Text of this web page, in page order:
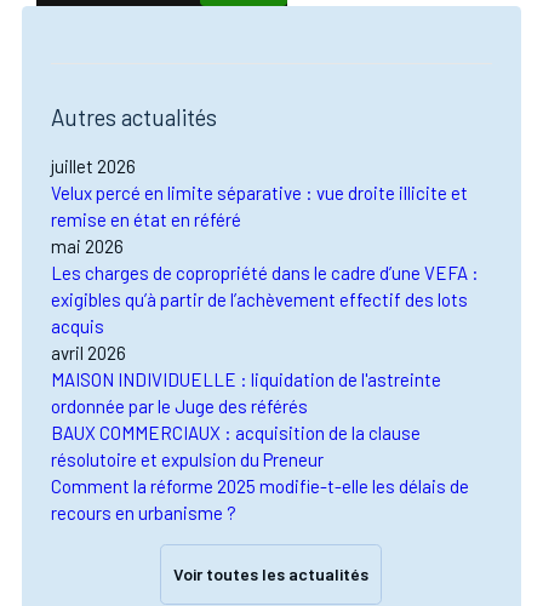
Autres actualités
juillet 2026
Velux percé en limite séparative : vue droite illicite et
remise en état en référé
mai 2026
Les charges de copropriété dans le cadre d’une VEFA :
exigibles qu’à partir de l’achèvement effectif des lots
acquis
avril 2026
MAISON INDIVIDUELLE : liquidation de l'astreinte
ordonnée par le Juge des référés
BAUX COMMERCIAUX : acquisition de la clause
résolutoire et expulsion du Preneur
Comment la réforme 2025 modifie-t-elle les délais de
recours en urbanisme ?
Voir toutes les actualités